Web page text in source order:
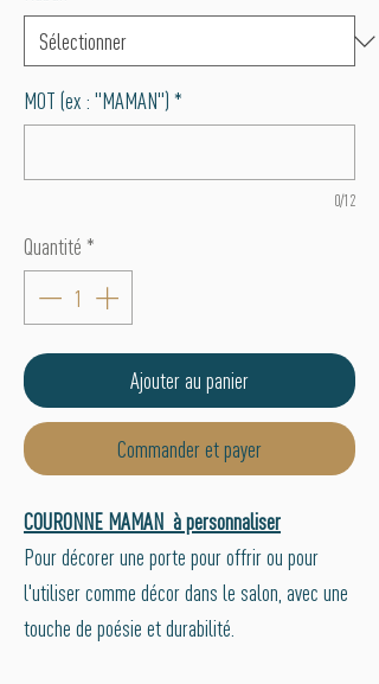
MOT (ex : "MAMAN") *
0/12
Quantité *
Ajouter au panier
Commander et payer
COURONNE MAMAN à personnaliser
Pour décorer une porte pour offrir ou pour
l'utiliser comme décor dans le salon, avec une
touche de poésie et durabilité.